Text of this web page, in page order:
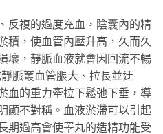
反複的過度充血，陰囊內的精
積，使血管內壓升高，久而久
壞，靜脈血液就會因回流不暢
脈叢血管脹大、拉長並迂
血的重力牽拉下鬆弛下垂，導
顯不對稱。血液淤滯可以引起
期過高會使睪丸的造精功能受